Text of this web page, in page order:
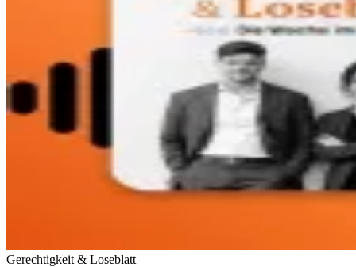
Gerechtigkeit & Loseblatt